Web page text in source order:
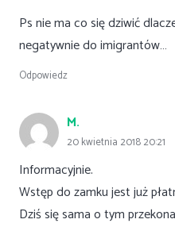
Ps nie ma co się dziwić
negatywnie do imigrantów…
Odpowiedz
M.
20 kwietnia 2018 20:21
Informacyjnie.
Wstęp do zamku jest już
Dziś się sama o tym